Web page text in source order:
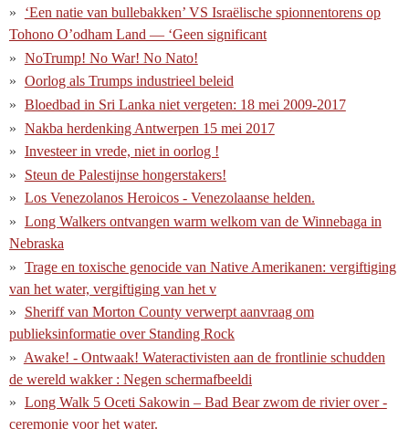
‘Een natie van bullebakken’ VS Israëlische spionnentorens op
Tohono O’odham Land — ‘Geen significant
NoTrump! No War! No Nato!
Oorlog als Trumps industrieel beleid
Bloedbad in Sri Lanka niet vergeten: 18 mei 2009-2017
Nakba herdenking Antwerpen 15 mei 2017
Investeer in vrede, niet in oorlog !
Steun de Palestijnse hongerstakers!
Los Venezolanos Heroicos - Venezolaanse helden.
Long Walkers ontvangen warm welkom van de Winnebaga in
Nebraska
Trage en toxische genocide van Native Amerikanen: vergiftiging
van het water, vergiftiging van het v
Sheriff van Morton County verwerpt aanvraag om
publieksinformatie over Standing Rock
Awake! - Ontwaak! Wateractivisten aan de frontlinie schudden
de wereld wakker : Negen schermafbeeldi
Long Walk 5 Oceti Sakowin – Bad Bear zwom de rivier over -
ceremonie voor het water.